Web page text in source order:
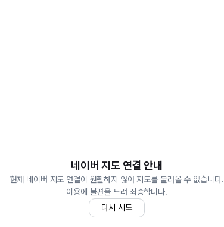
네이버 지도 연결 안내
현재 네이버 지도 연결이 원활하지 않아 지도를 불러올 수 없습니다.
이용에 불편을 드려 죄송합니다.
다시 시도